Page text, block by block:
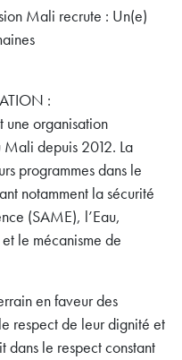
Mali recrute : Un(e)
:
une organisation
Mali depuis 2012. La
programmes dans le
notamment la sécurité
(SAME), l’Eau,
le mécanisme de
en faveur des
respect de leur dignité et
dans le respect constant